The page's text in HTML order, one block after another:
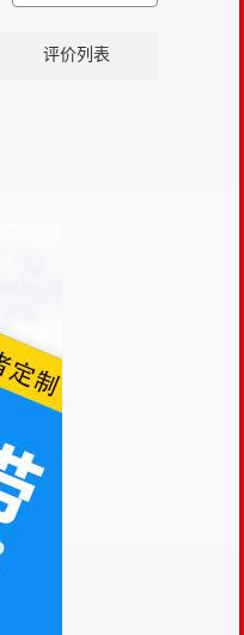
评价列表